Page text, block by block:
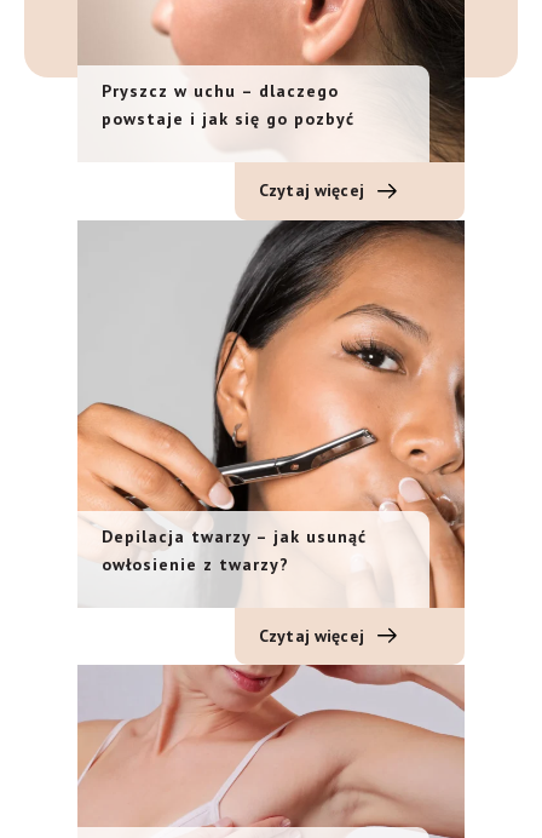
Pryszcz w uchu – dlaczego
powstaje i jak się go pozbyć
Czytaj więcej
Depilacja twarzy – jak usunąć
owłosienie z twarzy?
Czytaj więcej